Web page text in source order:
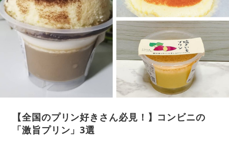
【全国のプリン好きさん必見！】コンビニの
「激旨プリン」3選